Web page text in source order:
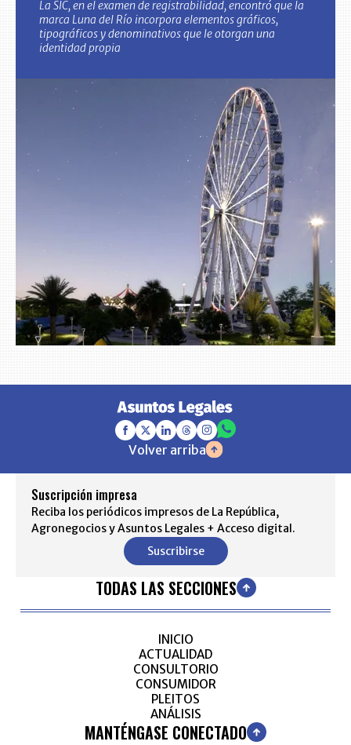
La SIC, en el examen de registrabilidad, encontró que la
marca Luna del Río incorpora elementos gráficos,
tipográficos y denominativos que le otorgan una
identidad propia
Volver arriba
Suscripción impresa
Reciba los periódicos impresos de La República,
Agronegocios y Asuntos Legales + Acceso digital.
Suscribirse
TODAS LAS SECCIONES
INICIO
ACTUALIDAD
CONSULTORIO
CONSUMIDOR
PLEITOS
ANÁLISIS
MANTÉNGASE CONECTADO